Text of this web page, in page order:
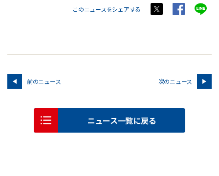
このニュースをシェアする
前のニュース 次のニュース
ニュース一覧に戻る